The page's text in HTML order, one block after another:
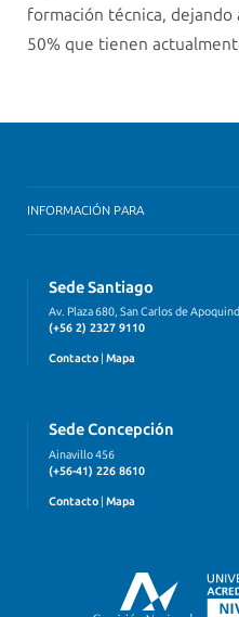
formación técnica, dejando
50% que tienen
INFORMACIÓN PARA
Sede Santiago
Av. Plaza 680, San Carlos de
(+56 2) 2327 9110
Contacto Mapa
Sede Concepción
Ainavillo 456
(+56-41) 226 8610
Contacto | Mapa